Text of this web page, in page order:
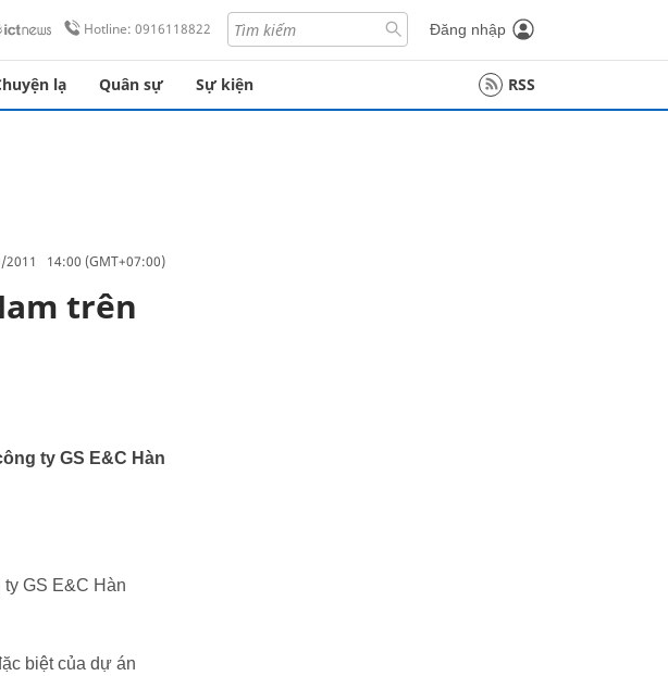
Hotline: 0916118822 Đăng nhập
lạ Quân sự Sự kiện RSS
2011 14:00 (GMT+07:00)
trên
ty GS E&C Hàn
GS E&C Hàn
biệt của dự án